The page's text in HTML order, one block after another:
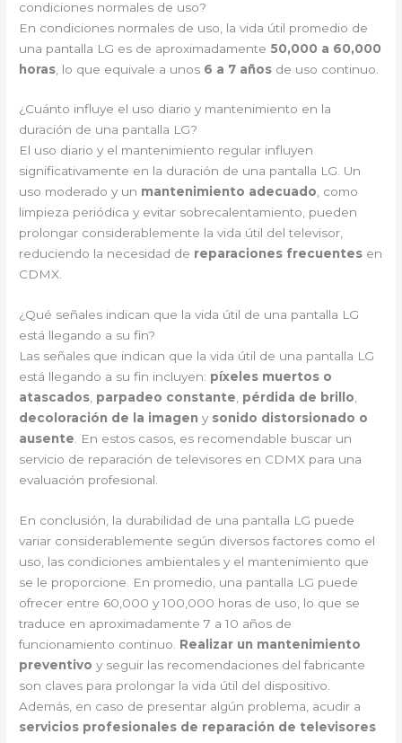
condiciones normales de uso?
En condiciones normales de uso, la vida útil promedio de
una pantalla LG es de aproximadamente 50,000 a 60,000
horas , lo que equivale a unos 6 a 7 años de uso continuo.
¿Cuánto influye el uso diario y mantenimiento en la
duración de una pantalla LG?
El uso diario y el mantenimiento regular influyen
significativamente en la duración de una pantalla LG. Un
uso moderado y un mantenimiento adecuado, como
limpieza periódica y evitar sobrecalentamiento, pueden
prolongar considerablemente la vida útil del televisor,
reduciendo la necesidad de reparaciones frecuentes en
CDMX.
¿Qué señales indican que la vida útil de una pantalla LG
está llegando a su fin?
Las señales que indican que la vida útil de una pantalla LG
está llegando a su fin incluyen: píxeles muertos o
atascados, parpadeo constante, pérdida de brillo,
decoloración de la imagen y sonido distorsionado o
ausente. En estos casos, es recomendable buscar un
servicio de reparación de televisores en CDMX para una
evaluación profesional.
En conclusión, la durabilidad de una pantalla LG puede
variar considerablemente según diversos factores como el
uso, las condiciones ambientales y el mantenimiento que
se le proporcione. En promedio, una pantalla LG puede
ofrecer entre 60,000 y 100,000 horas de uso, lo que se
traduce en aproximadamente 7 a 10 años de
funcionamiento continuo. Realizar un mantenimiento
preventivo y seguir las recomendaciones del fabricante
son claves para prolongar la vida útil del dispositivo.
Además, en caso de presentar algún problema, acudir a
servicios profesionales de reparación de televisores